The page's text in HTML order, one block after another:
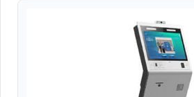
Nhãn Linerless không lót (Eco-friendly)
Nhãn Shipping vận chuyển quốc tế
Nhãn y tế dược phẩm (Blood tube,